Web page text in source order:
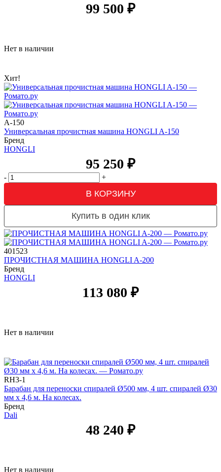
99 500 ₽
Нет в наличии
Хит!
A-150
Универсальная прочистная машина HONGLI A-150
Бренд
HONGLI
95 250 ₽
- +
В КОРЗИНУ
Купить в один клик
401523
ПРОЧИСТНАЯ МАШИНА HONGLI A-200
Бренд
HONGLI
113 080 ₽
Нет в наличии
RH3-1
Барабан для переноски спиралей Ø500 мм, 4 шт. спиралей Ø30
мм х 4,6 м. На колесах.
Бренд
Dali
48 240 ₽
Нет в наличии